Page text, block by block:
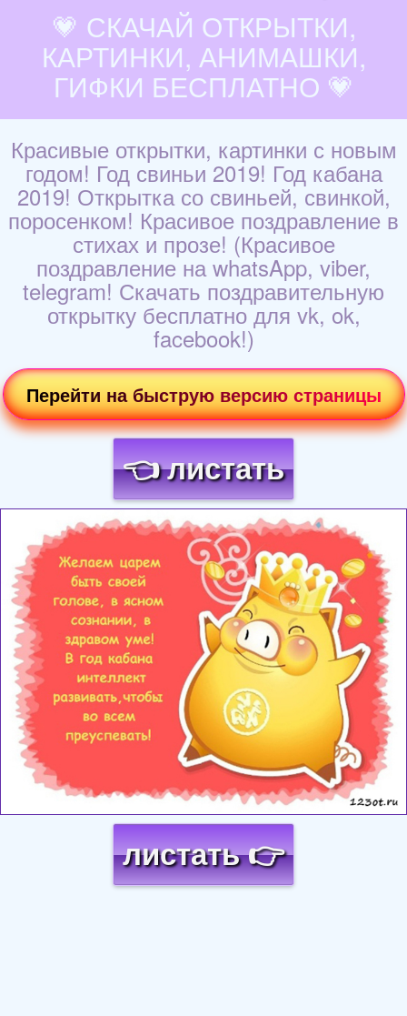
💗 СКАЧАЙ ОТКРЫТКИ,
КАРТИНКИ, АНИМАШКИ,
ГИФКИ БЕСПЛАТНО 💗
Красивые открытки, картинки с новым
годом! Год свиньи 2019! Год кабана
2019! Открытка со свиньей, свинкой,
поросенком! Красивое поздравление в
стихах и прозе! (Красивое
поздравление на whatsApp, viber,
telegram! Скачать поздравительную
открытку бесплатно для vk, ok,
facebook!)
Перейти на быструю версию страницы
👈 листать
Загрузка картинки...
листать 👉